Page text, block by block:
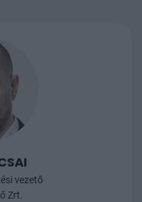
vezető
Zrt.